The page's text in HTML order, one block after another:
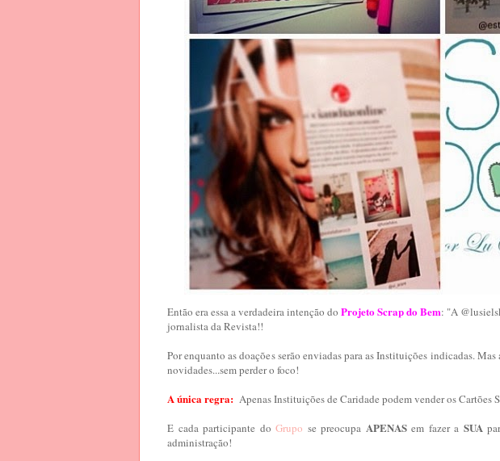
Então era essa a verdadeira intenção do Projeto Scrap do Bem: "A
jornalista da Revista!!
Por enquanto as doações serão enviadas para as Instituições indicadas.
novidades...sem perder o foco!
A única regra: Apenas Instituições de Caridade podem vender os Cartões
E cada participante doGrupo se preocupa APENASem fazer a SUA
administração!